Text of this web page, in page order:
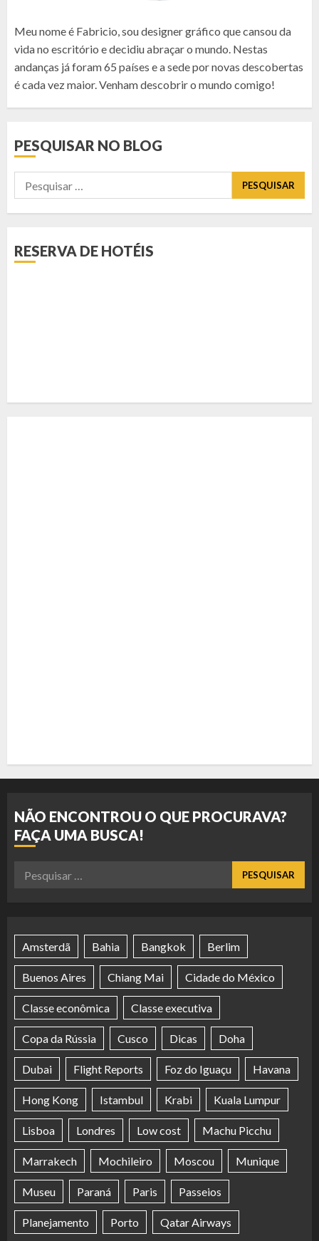
Meu nome é Fabricio, sou designer gráfico que cansou da
vida no escritório e decidiu abraçar o mundo. Nestas
andanças já foram 65 países e a sede por novas descobertas
é cada vez maior. Venham descobrir o mundo comigo!
PESQUISAR NO BLOG
Pesquisar
por:
RESERVA DE HOTÉIS
NÃO ENCONTROU O QUE PROCURAVA?
FAÇA UMA BUSCA!
Pesquisar
Amsterdã Bahia Bangkok Berlim
Buenos Aires Chiang Mai Cidade do México
Classe econômica Classe executiva
Copa da Rússia Cusco Dicas Doha
Dubai Flight Reports Foz do Iguaçu Havana
Hong Kong Istambul Krabi Kuala Lumpur
Lisboa Londres Low cost Machu Picchu
Marrakech Mochileiro Moscou Munique
Museu Paraná Paris Passeios
Planejamento Porto Qatar Airways